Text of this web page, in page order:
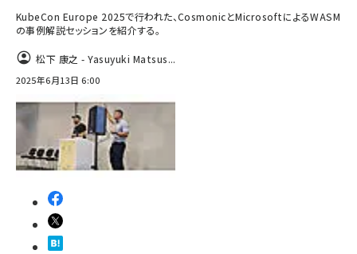
KubeCon Europe 2025で行われた、CosmonicとMicrosoftによるWASM
の事例解説セッションを紹介する。
松下 康之 - Yasuyuki Matsus...
2025年6月13日 6:00